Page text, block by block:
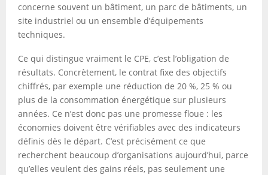
concerne souvent un bâtiment, un parc de bâtiments, un
site industriel ou un ensemble d’équipements
techniques.
Ce qui distingue vraiment le CPE, c’est l’obligation de
résultats. Concrètement, le contrat fixe des objectifs
chiffrés, par exemple une réduction de 20 %, 25 % ou
plus de la consommation énergétique sur plusieurs
années. Ce n’est donc pas une promesse floue : les
économies doivent être vérifiables avec des indicateurs
définis dès le départ. C’est précisément ce que
recherchent beaucoup d’organisations aujourd’hui, parce
qu’elles veulent des gains réels, pas seulement une